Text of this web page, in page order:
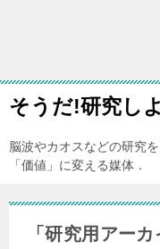
そうだ!研究し
脳波やカオスなどの研究
「価値」に変える媒体．
「研究用アー